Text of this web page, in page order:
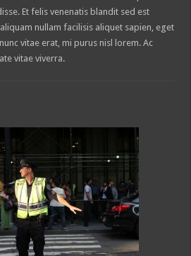
Et felis venenatis blandit sed est
nullam facilisis aliquet sapien, eget
vitae erat, mi purus nisl lorem. Ac
vitae viverra.